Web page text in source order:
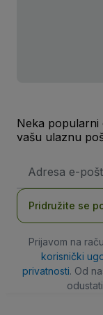
Neka popularni
vašu ulaznu
mail
Pridružite se
Prijavom na
korisnički
privatnosti. Od